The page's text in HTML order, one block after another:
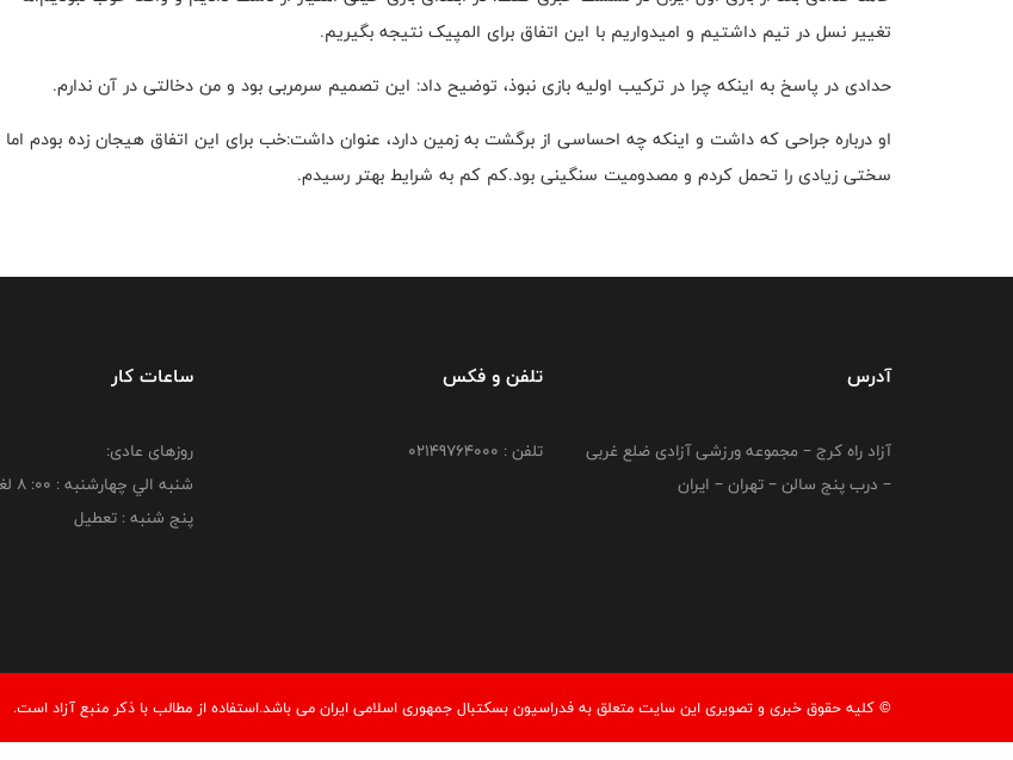
تغییر نسل در تیم داشتیم و امیدواریم با این اتفاق برای المپیک نتیجه بگیریم.
حدادی در پاسخ به اینکه چرا در ترکیب اولیه بازی نبوذ، توضیح داد: این تصمیم سرمربی بود و من دخالتی در آن ندارم.
او درباره جراحی که داشت و اینکه چه احساسی از برگشت به زمین دارد، عنوان داشت:خب برای این اتفاق هیجان زده بودم اما
سختی زیادی را تحمل کردم و مصدومیت سنگینی بود.کم کم به شرایط بهتر رسیدم.
آدرس
آزاد راه کرج – مجموعه ورزشی آزادی ضلع غربی
– درب پنج سالن – تهران – ایران
تلفن و فکس
تلفن : 02149764000
ساعات کار
روزهای عادی:
شنبه الي چهارشنبه : 00: 8 لغايت 16:00
پنج شنبه : تعطیل
© کليه حقوق خبری و تصويری اين سايت متعلق به فدراسیون بسکتبال جمهوری اسلامی ایران می باشد.استفاده از مطالب با ذكر منبع آزاد است.